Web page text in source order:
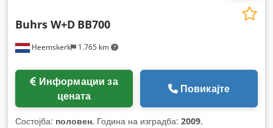
Heemskerk 1.765 km
Buhrs W+D BB700
цената
Повикајте
Состојба: половен, Година на изградба: 2009,